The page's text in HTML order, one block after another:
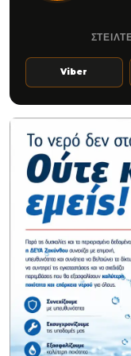
Viber